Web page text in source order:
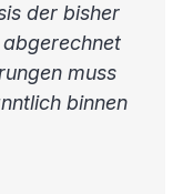
der bisher
muss
binnen